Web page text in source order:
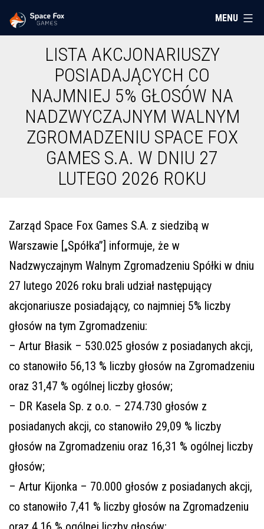
Przejdź
doSpace
MENU
LISTA AKCJONARIUSZY
POSIADAJĄCYCH CO
NAJMNIEJ 5% GŁOSÓW NA
NADZWYCZAJNYM WALNYM
ZGROMADZENIU SPACE FOX
GAMES S.A. W DNIU 27
LUTEGO 2026 ROKU
Zarząd Space Fox Games S.A. z siedzibą w
Warszawie [„Spółka”] informuje, że w
Nadzwyczajnym Walnym Zgromadzeniu Spółki w dniu
27 lutego 2026 roku brali udział następujący
akcjonariusze posiadający, co najmniej 5% liczby
głosów na tym Zgromadzeniu:
– Artur Błasik – 530.025 głosów z posiadanych akcji,
co stanowiło 56,13 % liczby głosów na Zgromadzeniu
oraz 31,47 % ogólnej liczby głosów;
– DR Kasela Sp. z o.o. – 274.730 głosów z
posiadanych akcji, co stanowiło 29,09 % liczby
głosów na Zgromadzeniu oraz 16,31 % ogólnej liczby
głosów;
– Artur Kijonka – 70.000 głosów z posiadanych akcji,
co stanowiło 7,41 % liczby głosów na Zgromadzeniu